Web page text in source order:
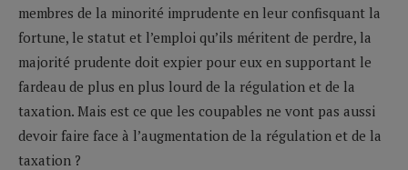
membres de la minorité imprudente en leur confisquant la
fortune, le statut et l’emploi qu’ils méritent de perdre, la
majorité prudente doit expier pour eux en supportant le
fardeau de plus en plus lourd de la régulation et de la
taxation. Mais est ce que les coupables ne vont pas aussi
devoir faire face à l’augmentation de la régulation et de la
taxation ?